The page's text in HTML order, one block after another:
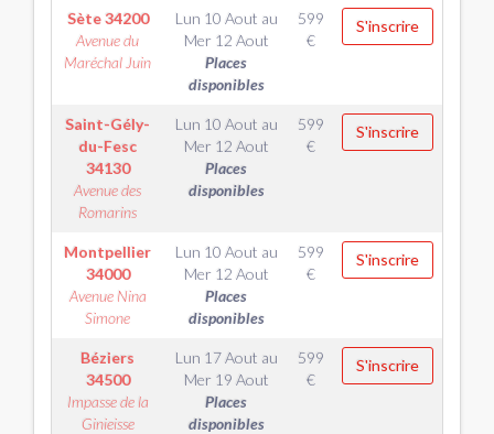
Sète34200
Avenue du
Maréchal Juin
Lun 10 Aout au
Mer 12 Aout
Places
disponibles
599
€
S'inscrire
Saint-Gély-
du-Fesc
34130
Avenue des
Romarins
Lun 10 Aout au
Mer 12 Aout
Places
disponibles
599
€
S'inscrire
Montpellier
34000
Avenue Nina
Simone
Lun 10 Aout au
Mer 12 Aout
Places
disponibles
599
€
S'inscrire
Béziers
34500
Impasse de la
Ginieisse
Lun 17 Aout au
Mer 19 Aout
Places
disponibles
599
€
S'inscrire